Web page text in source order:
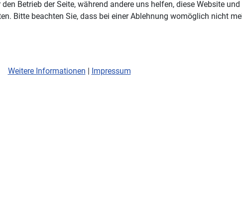
Betrieb der Seite, während andere uns helfen, diese Website
Bitte beachten Sie, dass bei einer Ablehnung womöglich nicht
Weitere Informationen | Impressum